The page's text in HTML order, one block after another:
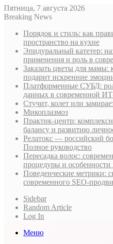
Пятница, 7 августа 2026
Breaking News
Порядок и стиль: как
пространство на кухне
Эпидуральный катетер:
применения и роль в
Заказать цветы для мамы:
подарит искренние
Платформенные СУБД:
данных в современной
Стучит, колет или
Микоплазмоз
Практик-центр:
балансу и развитию
Релатокс — российский
Полное руководство
Пересадка волос:
процедуры и особенности
Поведенческие метрики:
современного SEO-
Sidebar
Random Article
Log In
Меню